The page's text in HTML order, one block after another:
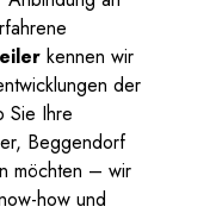
kennen wir
der
Sie Ihre
Beggendorf
möchten – wir
how und